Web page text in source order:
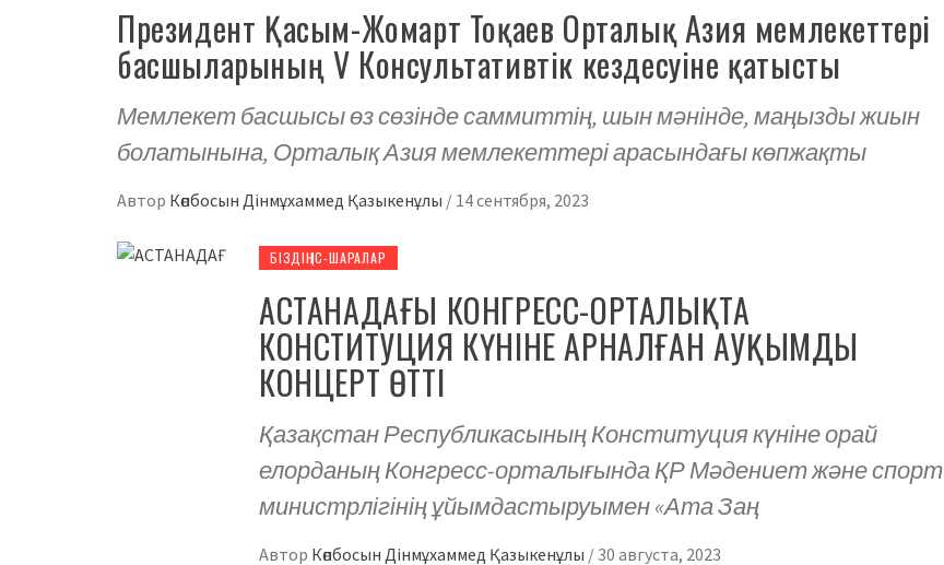
Президент Қасым-Жомарт Тоқаев Орталық Азия мемлекеттері
басшыларының V Консультативтік кездесуіне қатысты
Мемлекет басшысы өз сөзінде саммиттің, шын мәнінде, маңызды жиын
болатынына, Орталық Азия мемлекеттері арасындағы көпжақты
Автор Көпбосын Дінмұхаммед Қазыкенұлы / 14 сентября, 2023
БІЗДІҢ ІС-ШАРАЛАР
АСТАНАДАҒЫ КОНГРЕСС-ОРТАЛЫҚТА
КОНСТИТУЦИЯ КҮНІНЕ АРНАЛҒАН АУҚЫМДЫ
КОНЦЕРТ ӨТТІ
Қазақстан Республикасының Конституция күніне орай
елорданың Конгресс-орталығында ҚР Мәдениет және спорт
министрлігінің ұйымдастыруымен «Ата Заң
Автор Көпбосын Дінмұхаммед Қазыкенұлы / 30 августа, 2023